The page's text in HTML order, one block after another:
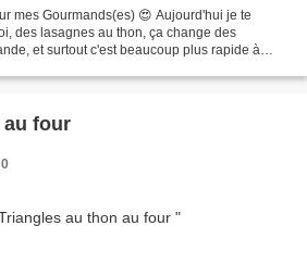
des lasagnes au thon, ça change des
et surtout c'est beaucoup plus rapide à
au four